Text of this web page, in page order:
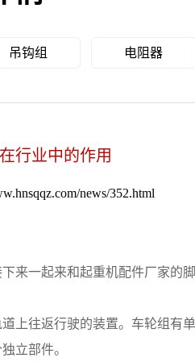
吊钩组 电阻器
行业中的作用
news/352.html
一起来和起重机配件厂家的脚
上往返行驶的装置。车轮组有
立部件。